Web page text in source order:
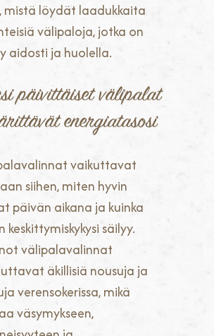
mistä löydät laadukkaita
välipaloja, jotka on
aidosti ja huolella.
päivittäiset välipalat
energiatasosi
vaikuttavat
siihen, miten hyvin
päivän aikana ja kuinka
keskittymiskykysi säilyy.
välipalavalinnat
äkillisiä nousuja ja
verensokerissa, mikä
väsymykseen,